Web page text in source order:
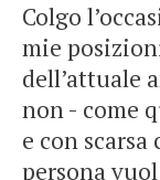
Colgo
mie
dell’attuale
non - come
e con
persona